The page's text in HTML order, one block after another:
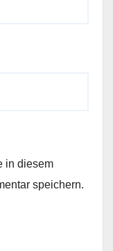
in diesem
speichern.